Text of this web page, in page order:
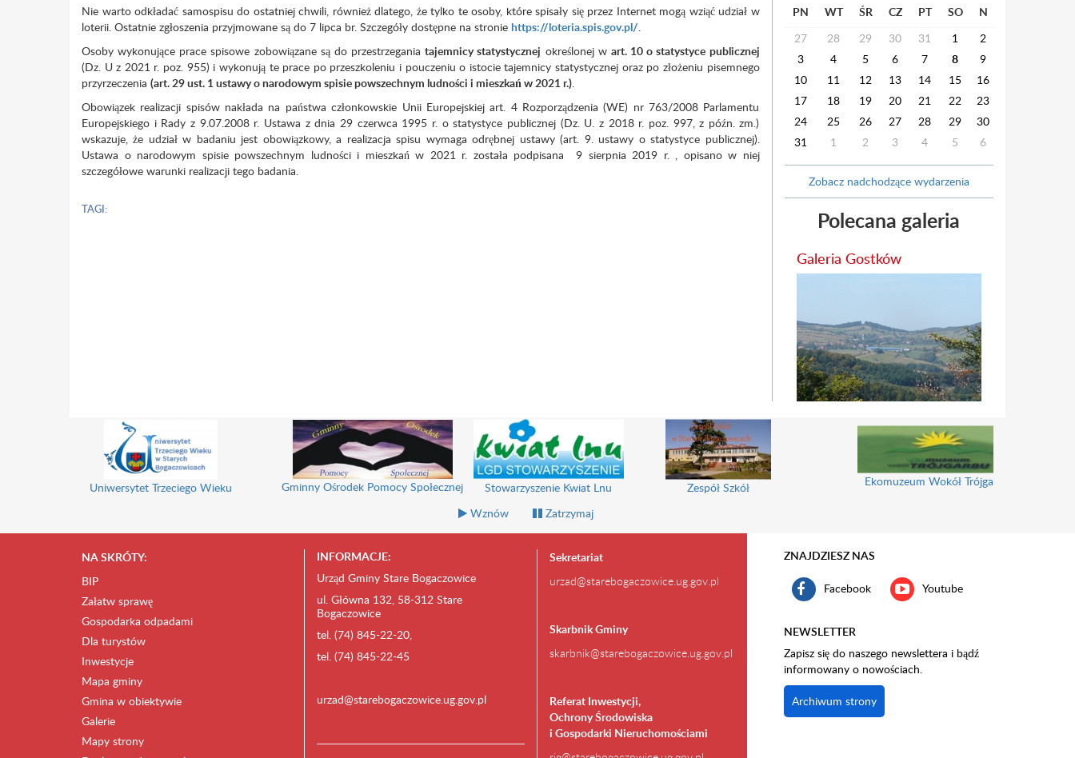
Nie warto odkładać samospisu do ostatniej chwili, również dlatego, że tylko te osoby, które spisały się przez Internet mogą wziąć udział w
loterii. Ostatnie zgłoszenia przyjmowane są do 7 lipca br. Szczegóły dostępne na stronie https://loteria.spis.gov.pl/.
Osoby wykonujące prace spisowe zobowiązane są do przestrzeganiatajemnicy statystycznej określonej w art. 10 o statystyce publicznej
(Dz. U z 2021 r. poz. 955) i wykonują te prace po przeszkoleniu i pouczeniu o istocie tajemnicy statystycznej oraz po złożeniu pisemnego
przyrzeczenia (art. 29 ust. 1 ustawy o narodowym spisie powszechnym ludności i mieszkań w 2021 r.).
Obowiązek realizacji spisów nakłada na państwa członkowskie Unii Europejskiej art. 4 Rozporządzenia (WE) nr 763/2008 Parlamentu
Europejskiego i Rady z 9.07.2008 r. Ustawa z dnia 29 czerwca 1995 r. o statystyce publicznej (Dz. U. z 2018 r. poz. 997, z późn. zm.)
wskazuje, że udział w badaniu jest obowiązkowy, a realizacja spisu wymaga odrębnej ustawy (art. 9. ustawy o statystyce publicznej).
Ustawa o narodowym spisie powszechnym ludności i mieszkań w 2021 r. została podpisana 9 sierpnia 2019 r. , opisano w niej
szczegółowe warunki realizacji tego badania.
TAGI:
PN WT ŚR CZ PT SO
N
27
28 29 30 31 1
2
3
4 5 6 7 8
9
10
11 12 13 14 15
16
17
18 19 20 21 22
23
24
25 26 27 28 29
30
31
1 2 3 4 5 6
Zobacz nadchodzące wydarzenia
Polecana galeria
Galeria Gostków
Uniwersytet Trzeciego Wieku Gminny Ośrodek Pomocy Społecznej Stowarzyszenie Kwiat Lnu Zespół Szkół Ekomuzeum Wokół Trójgarbu
Wznów Zatrzymaj
NA SKRÓTY:
BIP
Załatw sprawę
Gospodarka odpadami
Dla turystów
Inwestycje
Mapa gminy
Gmina w obiektywie
Galerie
Mapy strony
INFORMACJE:
Urząd Gminy Stare Bogaczowice
ul. Główna 132, 58-312 Stare
Bogaczowice
tel. (74) 845-22-20,
tel. (74) 845-22-45
urzad@starebogaczowice.ug.gov.pl
Sekretariat
urzad@starebogaczowice.ug.gov.pl
Skarbnik Gminy
skarbnik@starebogaczowice.ug.gov.pl
Referat Inwestycji,
Ochrony Środowiska
i Gospodarki Nieruchomościami
ZNAJDZIESZ NAS
Facebook Youtube
NEWSLETTER
Zapisz się do naszego newslettera i bądź
informowany o nowościach.
Archiwum strony